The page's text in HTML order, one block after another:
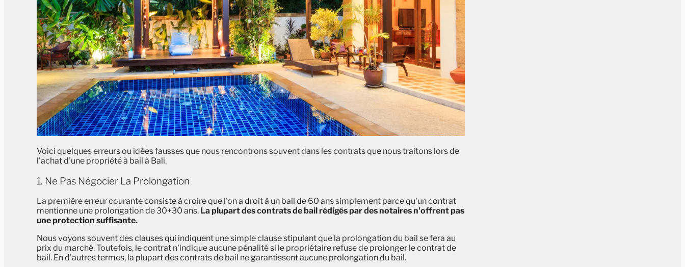
Voici quelques erreurs ou idées fausses que nous rencontrons souvent dans les contrats que nous traitons lors de
l'achat d'une propriété à bail à Bali.
1. Ne Pas Négocier La Prolongation
La première erreur courante consiste à croire que l'on a droit à un bail de 60 ans simplement parce qu'un contrat
mentionne une prolongation de 30+30 ans. La plupart des contrats de bail rédigés par des notaires n'offrent pas
une protection suffisante.
Nous voyons souvent des clauses qui indiquent une simple clause stipulant que la prolongation du bail se fera au
prix du marché. Toutefois, le contrat n'indique aucune pénalité si le propriétaire refuse de prolonger le contrat de
bail. En d'autres termes, la plupart des contrats de bail ne garantissent aucune prolongation du bail.